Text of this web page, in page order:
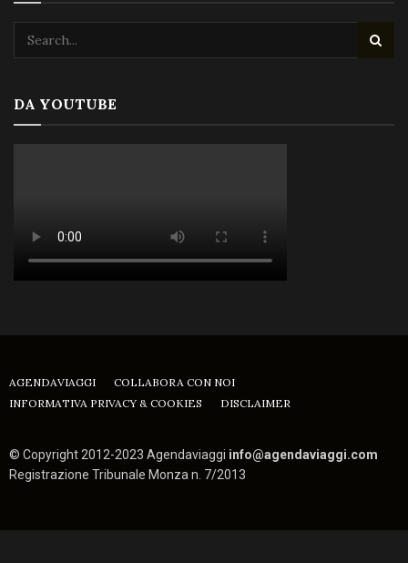
DA YOUTUBE
AGENDAVIAGGI
COLLABORA CON NOI
INFORMATIVA PRIVACY & COOKIES
DISCLAIMER
© Copyright 2012-2023 Agendaviaggi info@agendaviaggi.com
Registrazione Tribunale Monza n. 7/2013